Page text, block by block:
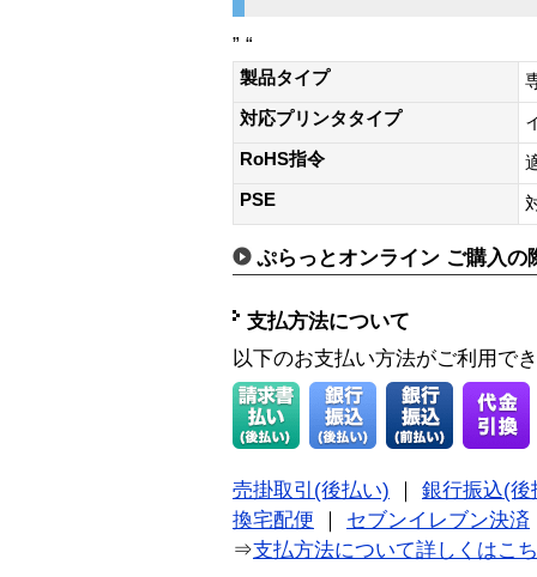
” “
製品タイプ
対応プリンタタイプ
RoHS指令
PSE
ぷらっとオンライン ご購入の
支払方法について
以下のお支払い方法がご利用で
売掛取引(後払い)
銀行振込(後
換宅配便
セブンイレブン決済
⇒支払方法について詳しくはこ